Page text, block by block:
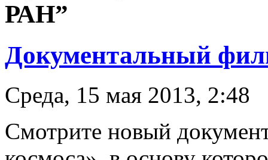
РАН”
Документальный
Среда, 15 мая 2013, 2:48
Смотрите новый